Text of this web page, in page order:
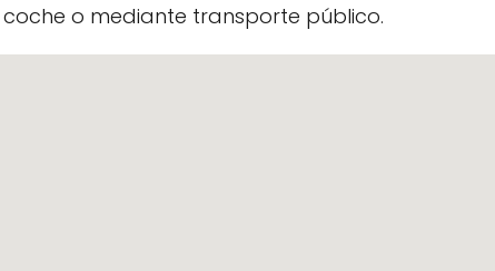
o mediante transporte público.